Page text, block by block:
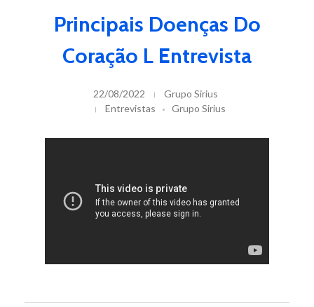
Principais Doenças Do
Coração L Entrevista
22/08/2022
Grupo Sirius
Entrevistas
Grupo Sirius